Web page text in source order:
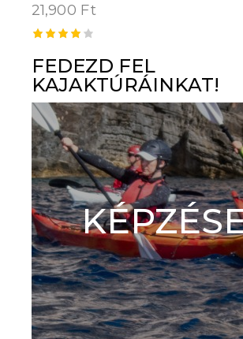
21,900 Ft
lés:
4.00
/ 5
FEDEZD FEL
KAJAKTÚRÁINKAT!